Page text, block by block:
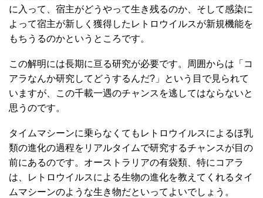
に入って、宿主がどうやって生き残るのか、そして感染に
よって宿主が新しく獲得したレトロウイルスが新規機能を
もちうるのかというところです。
この解明には長期に亘る研究が必要です。周囲からは「コ
アラなんか研究してどうするんだ?」という目で見られて
いますが、この千載一遇のチャンスを逃してはならないと
思うのです。
タイムマシーンに乗らなくてもレトロウイルスによるほ乳
類の進化の過程をリアルタイムで研究するチャンスが目の
前にあるのです。オーストラリアの有袋類、特にコアラ
は、レトロウイルスによる生物の進化を教えてくれるタイ
ムマシーンのような生き物だといってよいでしょう。